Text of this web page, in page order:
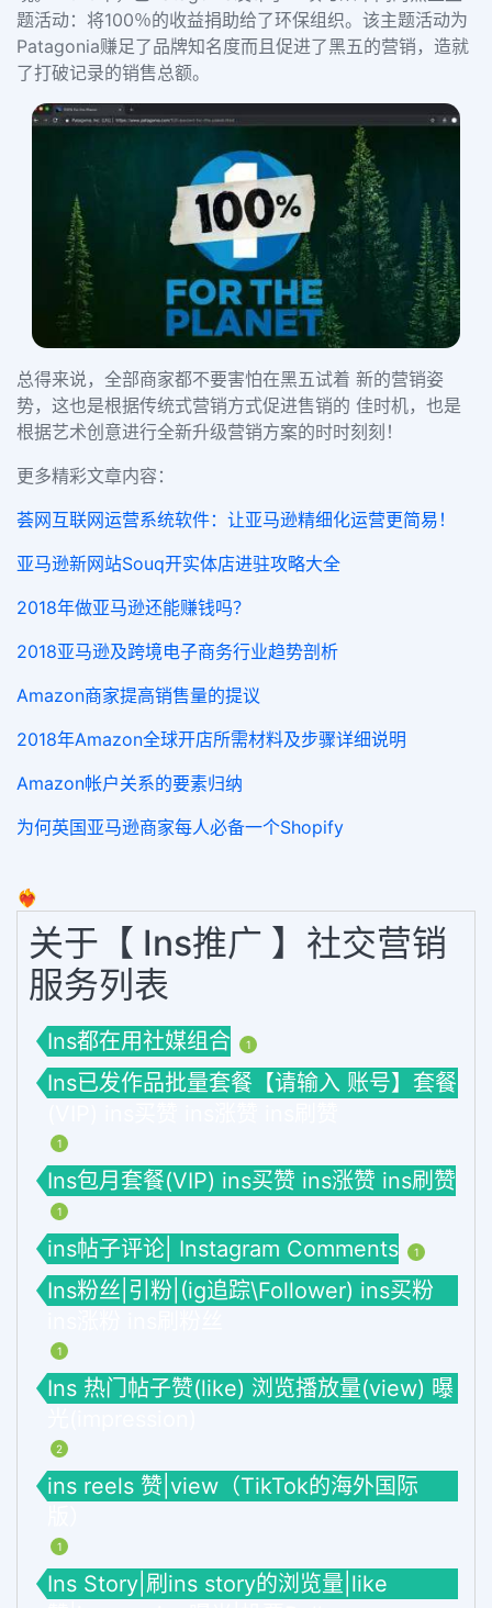
题活动：将100％的收益捐助给了环保组织。该主题活动为
Patagonia赚足了品牌知名度而且促进了黑五的营销，造就
了打破记录的销售总额。
总得来说，全部商家都不要害怕在黑五试着 新的营销姿
势，这也是根据传统式营销方式促进售销的 佳时机，也是
根据艺术创意进行全新升级营销方案的时时刻刻！
更多精彩文章内容：
荟网互联网运营系统软件：让亚马逊精细化运营更简易！
亚马逊新网站Souq开实体店进驻攻略大全
2018年做亚马逊还能赚钱吗？
2018亚马逊及跨境电子商务行业趋势剖析
Amazon商家提高销售量的提议
2018年Amazon全球开店所需材料及步骤详细说明
Amazon帐户关系的要素归纳
为何英国亚马逊商家每人必备一个Shopify
❤️‍🔥
关于【 Ins推广 】社交营销
服务列表
Ins都在用社媒组合 1
Ins已发作品批量套餐【请输入 账号】套餐
1
Ins包月套餐(VIP) ins买赞 ins涨赞 ins刷赞
1
ins帖子评论| Instagram Comments 1
Ins粉丝|引粉|(ig追踪\Follower) ins买粉
1
Ins 热门帖子赞(like) 浏览播放量(view) 曝
2
ins reels 赞|view（TikTok的海外国际
1
Ins Story|刷ins story的浏览量|like